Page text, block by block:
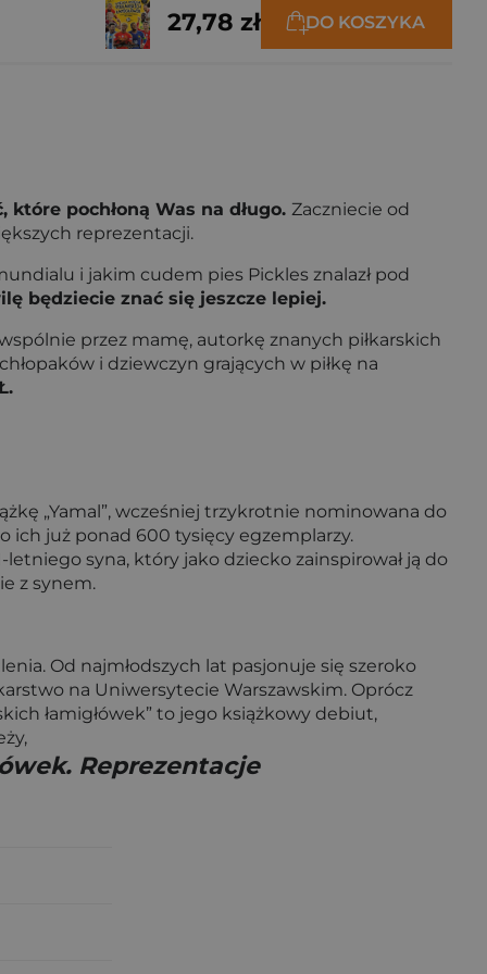
27,78 zł DO KOSZYKA
pochłoną Was na długo. Zaczniecie od
reprezentacji.
i jakim cudem pies Pickles znalazł pod
będziecie znać się jeszcze lepiej.
przez mamę, autorkę znanych piłkarskich
i dziewczyn grających w piłkę na
„Yamal”, wcześniej trzykrotnie nominowana do
ich już ponad 600 tysięcy egzemplarzy.
syna, który jako dziecko zainspirował ją do
z synem.
Od najmłodszych lat pasjonuje się szeroko
na Uniwersytecie Warszawskim. Oprócz
łamigłówek” to jego książkowy debiut,
Reprezentacje